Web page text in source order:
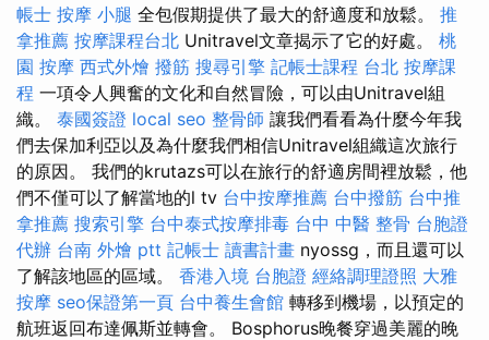
帳士 按摩 小腿 全包假期提供了最大的舒適度和放鬆。 推
拿推薦 按摩課程台北 Unitravel文章揭示了它的好處。 桃
園 按摩 西式外燴 撥筋 搜尋引擎 記帳士課程 台北 按摩課
程 一項令人興奮的文化和自然冒險，可以由Unitravel組
織。 泰國簽證 local seo 整骨師 讓我們看看為什麼今年我
們去保加利亞以及為什麼我們相信Unitravel組織這次旅行
的原因。 我們的krutazs可以在旅行的舒適房間裡放鬆，他
們不僅可以了解當地的l tv 台中按摩推薦 台中撥筋 台中推
拿推薦 搜索引擎 台中泰式按摩排毒 台中 中醫 整骨 台胞證
代辦 台南 外燴 ptt 記帳士 讀書計畫 nyossg，而且還可以
了解該地區的區域。 香港入境 台胞證 經絡調理證照 大雅
按摩 seo保證第一頁 台中養生會館 轉移到機場，以預定的
航班返回布達佩斯並轉會。 Bosphorus晚餐穿過美麗的晚